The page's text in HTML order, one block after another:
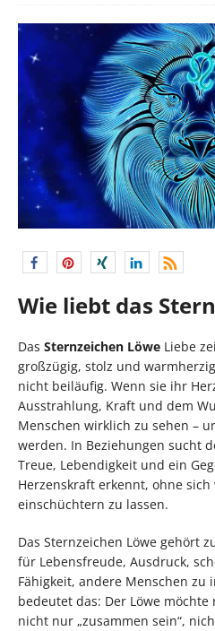
Wie liebt das
Das Sternzeichen Löwe Liebe
großzügig, stolz und
nicht beiläufig. Wenn sie ihr
Ausstrahlung, Kraft und dem
Menschen wirklich zu sehen –
werden. In Beziehungen sucht
Treue, Lebendigkeit und ein
Herzenskraft erkennt, ohne sich
einschüchtern zu lassen.
Das Sternzeichen Löwe gehört
für Lebensfreude, Ausdruck,
Fähigkeit, andere Menschen zu
bedeutet das: Der Löwe
nicht nur „zusammen sein“,